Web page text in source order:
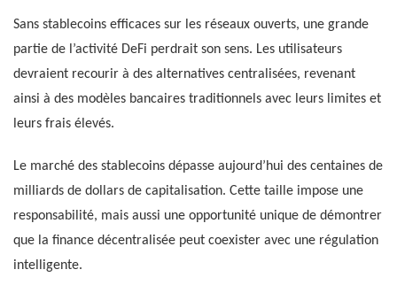
Sans stablecoins efficaces sur les réseaux ouverts, une grande
partie de l’activité DeFi perdrait son sens. Les utilisateurs
devraient recourir à des alternatives centralisées, revenant
ainsi à des modèles bancaires traditionnels avec leurs limites et
leurs frais élevés.
Le marché des stablecoins dépasse aujourd’hui des centaines de
milliards de dollars de capitalisation. Cette taille impose une
responsabilité, mais aussi une opportunité unique de démontrer
que la finance décentralisée peut coexister avec une régulation
intelligente.